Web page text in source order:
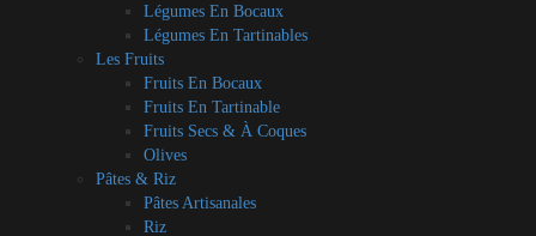
Légumes En Bocaux
Légumes En Tartinables
Les Fruits
Fruits En Bocaux
Fruits En Tartinable
Fruits Secs & À Coques
Olives
Pâtes & Riz
Pâtes Artisanales
Riz